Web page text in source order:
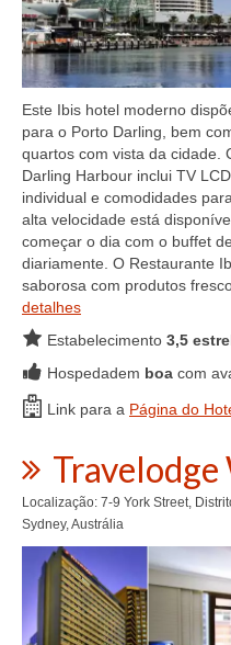
Este Ibis hotel moderno
para o Porto Darling, bem
quartos com vista da cidade.
Darling Harbour inclui TV
individual e comodidades
alta velocidade está
começar o dia com o buffet
diariamente. O Restaurante
saborosa com produtos
detalhes
Estabelecimento 3,5
Hospedadem boa com
Link para a Página do
Localização: 7-9 York Street,
Sydney, Austrália